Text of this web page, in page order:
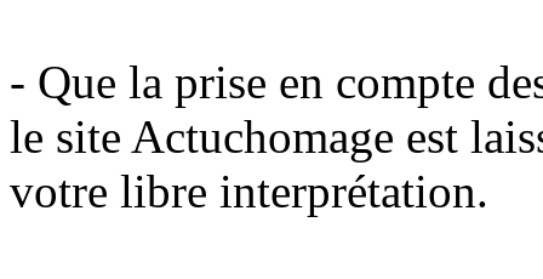
- Que la prise en compte
le site Actuchomage est
votre libre interprétation.